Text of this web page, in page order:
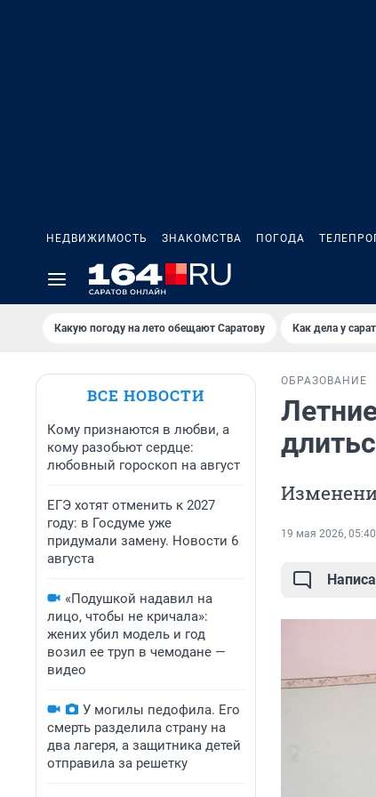
НЕДВИЖИМОСТЬ ЗНАКОМСТВА ПОГОДА
Какую погоду на лето обещают Саратову Как дела у
ВСЕ НОВОСТИ
Кому признаются в любви, а
кому разобьют сердце:
любовный гороскоп на август
ЕГЭ хотят отменить к 2027
году: в Госдуме уже
придумали замену. Новости 6
августа
«Подушкой надавил на
лицо, чтобы не кричала»:
жених убил модель и год
возил ее труп в чемодане —
видео
У могилы педофила. Его
смерть разделила страну на
два лагеря, а защитника детей
отправила за решетку
ОБРАЗОВАНИЕ
19 мая 2026, 05:40